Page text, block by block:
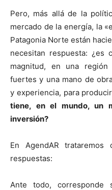
Pero, más allá de la
mercado de la energía, la
Patagonia Norte están
necesitan respuesta: ¿es
magnitud, en una
fuertes y una mano de
y experiencia, para
tiene, en el mundo, un
inversión?
En AgendAR
respuestas:
Ante todo,